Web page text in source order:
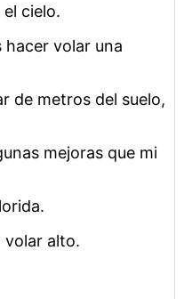
cielo.
volar una
de metros del suelo,
mejoras que mi
volar alto.